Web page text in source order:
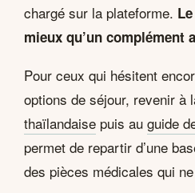
chargé sur la plateforme.
mieux qu’un complément
Pour ceux qui hésitent
options de séjour, revenir à
thaïlandaise puis au guide
permet de repartir d’une
des pièces médicales qui